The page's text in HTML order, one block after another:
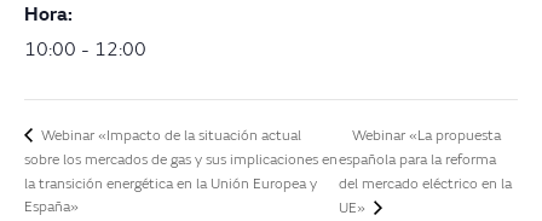
Hora:
10:00 - 12:00
Webinar «Impacto de la situación actual
sobre los mercados de gas y sus implicaciones en
la transición energética en la Unión Europea y
España»
Webinar «La propuesta
española para la reforma
del mercado eléctrico en la
UE»